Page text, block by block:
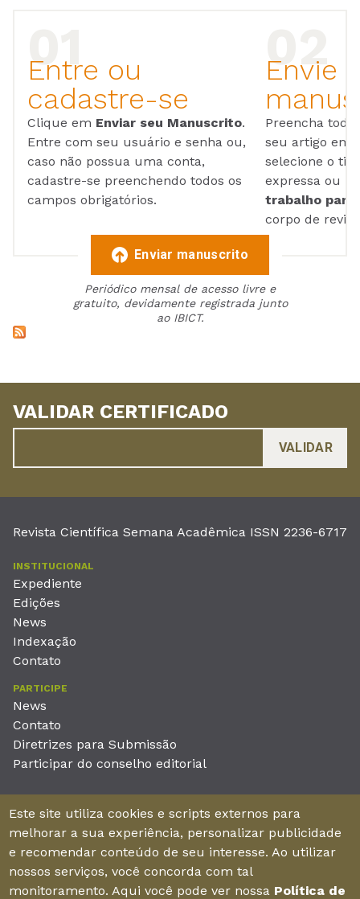
Entre ou
cadastre-se
Clique em Enviar seu Manuscrito.
Entre com seu usuário e senha ou,
caso não possua uma conta,
cadastre-se preenchendo todos os
campos obrigatórios.
Envie
Preencha
seu artigo em
selecione o
expressa ou
trabalho para
corpo de
Enviar manuscrito
Periódico mensal de acesso livre e
gratuito, devidamente registrada junto
ao IBICT.
VALIDAR CERTIFICADO
Revista Científica Semana Acadêmica ISSN 2236-6717
INSTITUCIONAL
Expediente
Edições
News
Indexação
Contato
PARTICIPE
News
Contato
Diretrizes para Submissão
Participar do conselho editorial
Unieducar Inteligência Educacional Ltda
CNPJ: 05.569.970/0001-26
Av. Desembargador Moreira, No. 2001 – 11º andar - Bairro
Aldeota
Fortaleza – Ceará - Brasil - CEP 60170-001
Este site utiliza cookies e scripts externos para
melhorar a sua experiência, personalizar publicidade
e recomendar conteúdo de seu interesse. Ao utilizar
nossos serviços, você concorda com tal
monitoramento. Aqui você pode ver nossa Política de